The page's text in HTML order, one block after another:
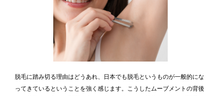
脱毛に踏み切る理由はどうあれ、日本でも脱毛というものが一般的にな
ってきているということを強く感じます。こうしたムーブメントの背後